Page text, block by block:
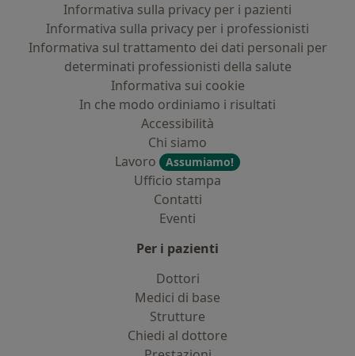
Informativa sulla privacy per i pazienti
Informativa sulla privacy per i professionisti
Informativa sul trattamento dei dati personali per
determinati professionisti della salute
Informativa sui cookie
In che modo ordiniamo i risultati
Accessibilità
Chi siamo
Lavoro
Assumiamo!
Ufficio stampa
Contatti
Eventi
Per i pazienti
Dottori
Medici di base
Strutture
Chiedi al dottore